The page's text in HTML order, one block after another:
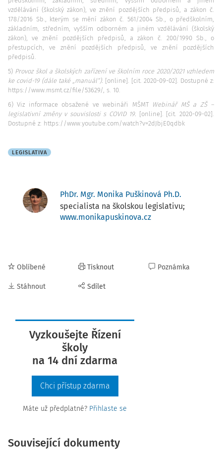
vzdělávání (školský zákon), ve znění pozdějších předpisů, a zákon č.
178/2016 Sb., kterým se mění zákon č. 561/2004 Sb., o předškolním,
základním, středním, vyšším odborném a jiném vzdělávání (školský
zákon), ve znění pozdějších předpisů, a zákon č. 200/1990 Sb., o
přestupcích, ve znění pozdějších předpisů, ve znění pozdějších
předpisů.
5) Provoz škol a školských zařízení ve školním roce 2020/2021 vzhledem
ke covid-19 (dále také „manuál“). [online]. [cit. 2020-09-02]. Dostupné z:
https://www.msmt.cz/file/53629/, s. 10.
6) Viz informace obsažené ve webináři MŠMT Webinář MŠ a ZŠ –
legislativní změny v souvislosti s COVID 19. [online]. [cit. 2020-09-02].
Dostupné z: https://www.youtube.com/watch?v=2dJbjE0qdbk
LEGISLATIVA
PhDr. Mgr. Monika Puškinová Ph.D.
specialista na školskou legislativu;
www.monikapuskinova.cz
Oblíbené
Stáhnout
Tisknout
Sdílet
Poznámka
Vyzkoušejte Řízení
školy
na 14 dní zdarma
Chci přístup zdarma
Máte už předplatné? Přihlaste se
Související dokumenty